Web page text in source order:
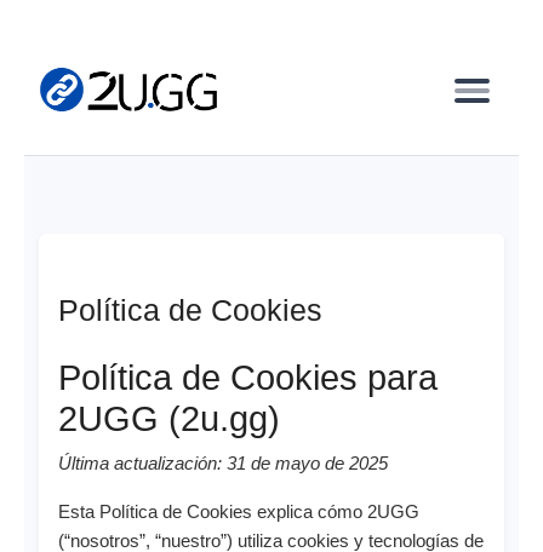
Política de Cookies
Política de Cookies para
2UGG (2u.gg)
Última actualización: 31 de mayo de 2025
Esta Política de Cookies explica cómo 2UGG
(“nosotros”, “nuestro”) utiliza cookies y tecnologías de